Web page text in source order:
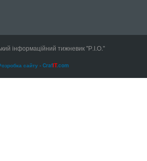
інформаційний тижневик "Р.І.О."
сайту - CrafIT.com